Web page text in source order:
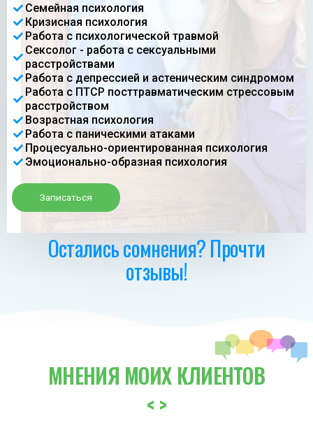
Семейная психология
Кризисная психология
Работа с психологической травмой
Сексолог - работа с сексуальными
расстройствами
Работа с депрессией и астеническим синдромом
Работа с ПТСР посттравматическим стрессовым
расстройством
Возрастная психология
Работа с паническими атаками
Процесуально-ориентированная психология
Эмоционально-образная психология
Записаться
Остались сомнения? Прочти
отзывы!
МНЕНИЯ МОИХ КЛИЕНТОВ
< >